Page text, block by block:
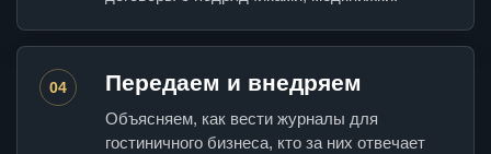
04 Передаем и внедряем
Объясняем, как вести журналы для
гостиничного бизнеса, кто за них отвечает